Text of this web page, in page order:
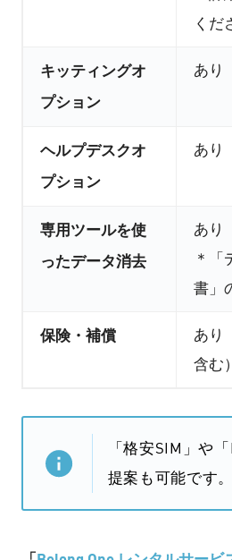
くだ
キッティングオ
プション
あり
ヘルプデスクオ
プション
あり
専用ツールを使
ったデータ消去
あり
＊「
書」
保険・補償
あり
含む）
「格安SIM」や
提案も可能です。